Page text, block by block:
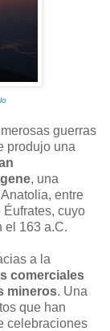
guerras
produjo una
, una
entre
cuyo
el 163 a.C.
a la
comerciales
mineros. Una
que han
celebraciones